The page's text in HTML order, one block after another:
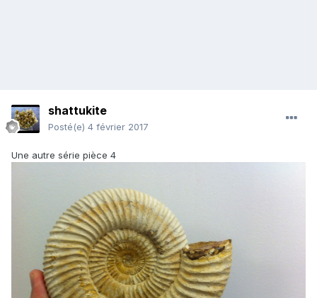
shattukite
Posté(e) 4 février 2017
Une autre série pièce 4